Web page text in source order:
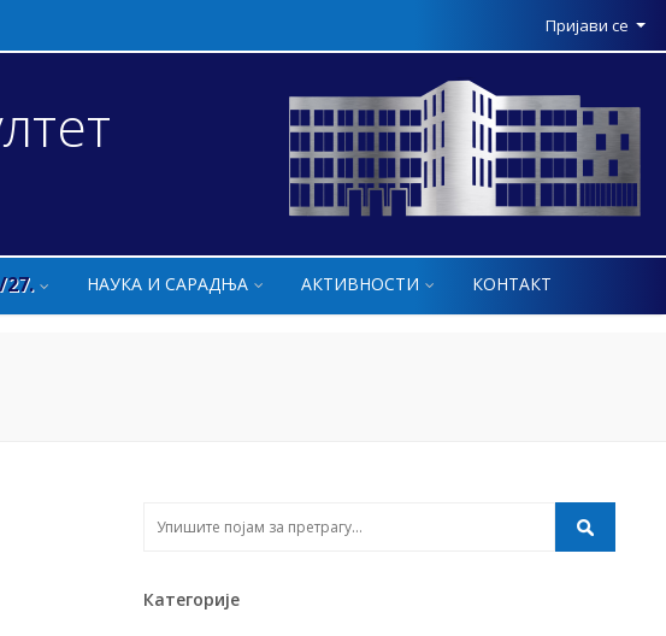
Пријави се
НАУКА И САРАДЊА АКТИВНОСТИ КОНТАКТ
Категорије